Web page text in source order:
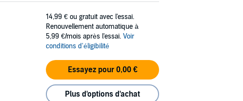
14,99 € ou gratuit avec l'essai.
Renouvellement automatique à
5,99 €/mois après l'essai. Voir
conditions d'éligibilité
Essayez pour 0,00 €
Plus d'options d'achat